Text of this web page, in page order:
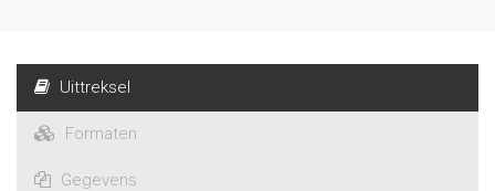
Uittreksel
Formaten
Gegevens